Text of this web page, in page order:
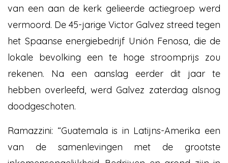
van een aan de kerk gelieerde actiegroep werd
vermoord. De 45-jarige Victor Galvez streed tegen
het Spaanse energiebedrijf Unión Fenosa, die de
lokale bevolking een te hoge stroomprijs zou
rekenen. Na een aanslag eerder dit jaar te
hebben overleefd, werd Galvez zaterdag alsnog
doodgeschoten.
Ramazzini: “Guatemala is in Latijns-Amerika een
van de samenlevingen met de grootste